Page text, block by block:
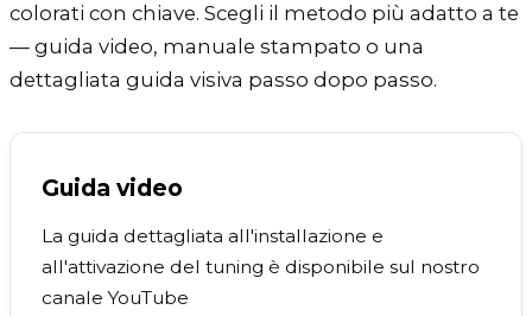
colorati con chiave. Scegli il metodo più adatto a te
— guida video, manuale stampato o una
dettagliata guida visiva passo dopo passo.
Guida video
La guida dettagliata all'installazione e
all'attivazione del tuning è disponibile sul nostro
canale YouTube